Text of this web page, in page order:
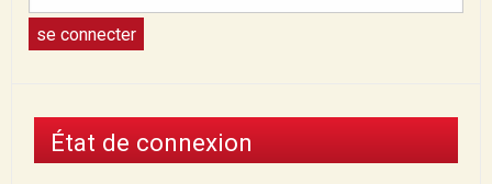
État de connexion